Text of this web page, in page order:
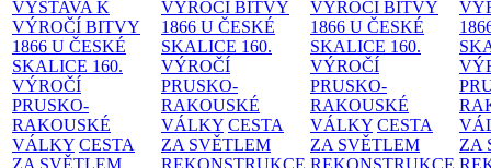
VÝSTAVA K
VÝROČÍ BITVY
1866 U ČESKÉ
SKALICE 160.
VÝROČÍ
PRUSKO-
RAKOUSKÉ
VÁLKY CESTA
VÝROČÍ BITVY
1866 U ČESKÉ
SKALICE 160.
VÝROČÍ
PRUSKO-
RAKOUSKÉ
VÁLKY CESTA
ZA SVĚTLEM
VÝROČÍ BITVY
1866 U ČESKÉ
SKALICE 160.
VÝROČÍ
PRUSKO-
RAKOUSKÉ
VÁLKY CESTA
ZA SVĚTLEM
ZA